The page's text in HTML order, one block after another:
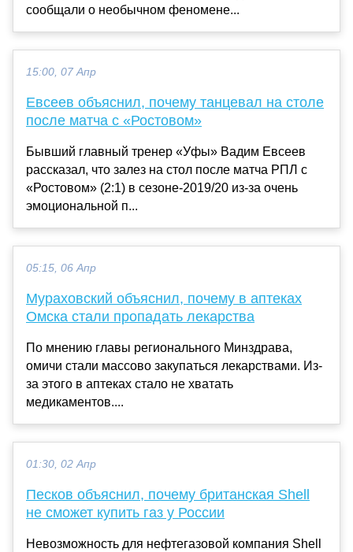
сообщали о необычном феномене...
15:00, 07 Апр
Евсеев объяснил, почему танцевал на столе
после матча с «Ростовом»
Бывший главный тренер «Уфы» Вадим Евсеев
рассказал, что залез на стол после матча РПЛ с
«Ростовом» (2:1) в сезоне-2019/20 из-за очень
эмоциональной п...
05:15, 06 Апр
Мураховский объяснил, почему в аптеках
Омска стали пропадать лекарства
По мнению главы регионального Минздрава,
омичи стали массово закупаться лекарствами. Из-
за этого в аптеках стало не хватать
медикаментов....
01:30, 02 Апр
Песков объяснил, почему британская Shell
не сможет купить газ у России
Невозможность для нефтегазовой компания Shell